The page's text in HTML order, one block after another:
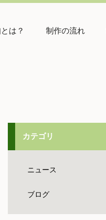
は？ 制作の流れ
カテゴリ
ニュース
ブログ